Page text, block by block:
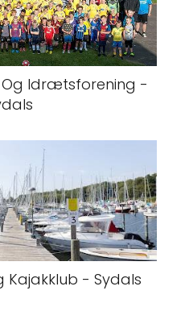
Idrætsforening -
Kajakklub - Sydals